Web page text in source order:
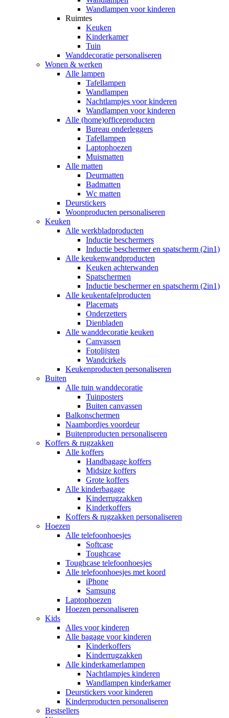
Wandlampen voor kinderen
Ruimtes
Keuken
Kinderkamer
Tuin
Wanddecoratie personaliseren
Wonen & werken
Alle lampen
Tafellampen
Wandlampen
Nachtlampjes voor kinderen
Wandlampen voor kinderen
Alle (home)officeproducten
Bureau onderleggers
Tafellampen
Laptophoezen
Muismatten
Alle matten
Deurmatten
Badmatten
Wc matten
Deurstickers
Woonproducten personaliseren
Keuken
Alle werkbladproducten
Inductie beschermers
Inductie beschermer en spatscherm (2in1)
Alle keukenwandproducten
Keuken achterwanden
Spatschermen
Inductie beschermer en spatscherm (2in1)
Alle keukentafelproducten
Placemats
Onderzetters
Dienbladen
Alle wanddecoratie keuken
Canvassen
Fotolijsten
Wandcirkels
Keukenproducten personaliseren
Buiten
Alle tuin wanddecoratie
Tuinposters
Buiten canvassen
Balkonschermen
Naambordjes voordeur
Buitenproducten personaliseren
Koffers & rugzakken
Alle koffers
Handbagage koffers
Midsize koffers
Grote koffers
Alle kinderbagage
Kinderrugzakken
Kinderkoffers
Koffers & rugzakken personaliseren
Hoezen
Alle telefoonhoesjes
Softcase
Toughcase
Toughcase telefoonhoesjes
Alle telefoonhoesjes met koord
iPhone
Samsung
Laptophoezen
Hoezen personaliseren
Kids
Alles voor kinderen
Alle bagage voor kinderen
Kinderkoffers
Kinderrugzakken
Alle kinderkamerlampen
Nachtlampjes kinderen
Wandlampen kinderkamer
Deurstickers voor kinderen
Kinderproducten personaliseren
Bestsellers